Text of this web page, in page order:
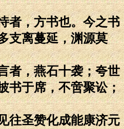
者，方书也。今之书
支离蔓延，渊源莫
者，燕石十袭；夸世
书于席，不啻聚讼；
往圣赞化成能康济元